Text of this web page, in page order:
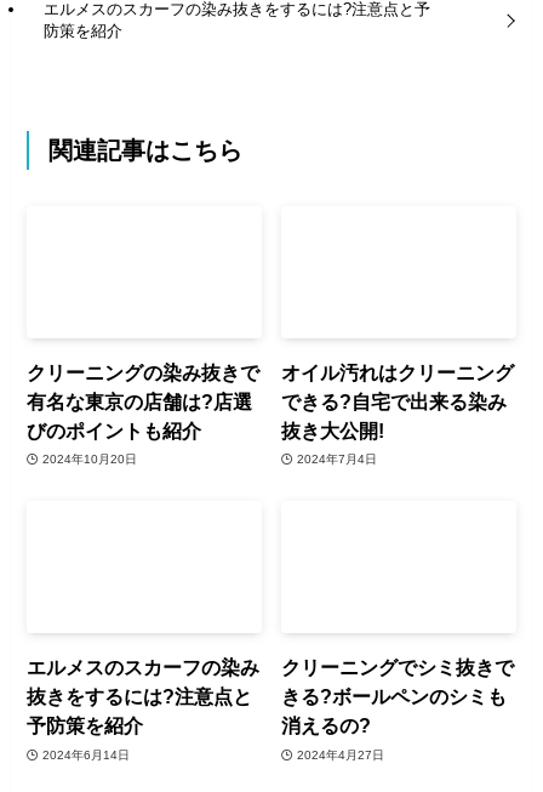
エルメスのスカーフの染み抜きをするには?注意点と予
防策を紹介
関連記事はこちら
クリーニングの染み抜きで
有名な東京の店舗は?店選
びのポイントも紹介
2024年10月20日
オイル汚れはクリーニング
できる?自宅で出来る染み
抜き大公開!
2024年7月4日
エルメスのスカーフの染み
抜きをするには?注意点と
予防策を紹介
2024年6月14日
クリーニングでシミ抜きで
きる?ボールペンのシミも
消えるの?
2024年4月27日